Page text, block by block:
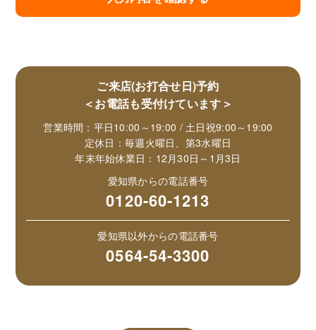
ご来店(お打合せ日)予約
＜お電話も受付けています＞
営業時間：平日10:00～19:00 / 土日祝9:00～19:00
定休日：毎週火曜日、第3水曜日
年末年始休業日：12月30日～1月3日
愛知県からの電話番号
0120-60-1213
愛知県以外からの電話番号
0564-54-3300